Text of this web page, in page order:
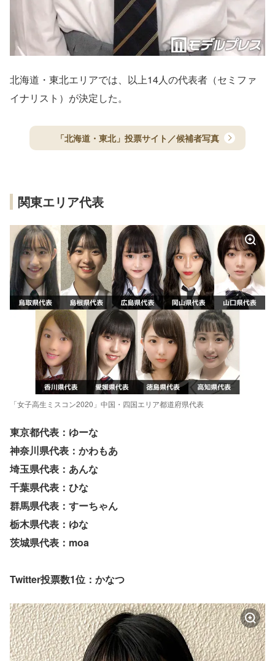
北海道・東北エリアでは、以上14人の代表者（セミファ
イナリスト）が決定した。
「北海道・東北」投票サイト／候補者写真
関東エリア代表
「女子高生ミスコン2020」中国・四国エリア都道府県代表
東京都代表：ゆーな
神奈川県代表：かわもあ
埼玉県代表：あんな
千葉県代表：ひな
群馬県代表：すーちゃん
栃木県代表：ゆな
茨城県代表：moa
Twitter投票数1位：かなつ